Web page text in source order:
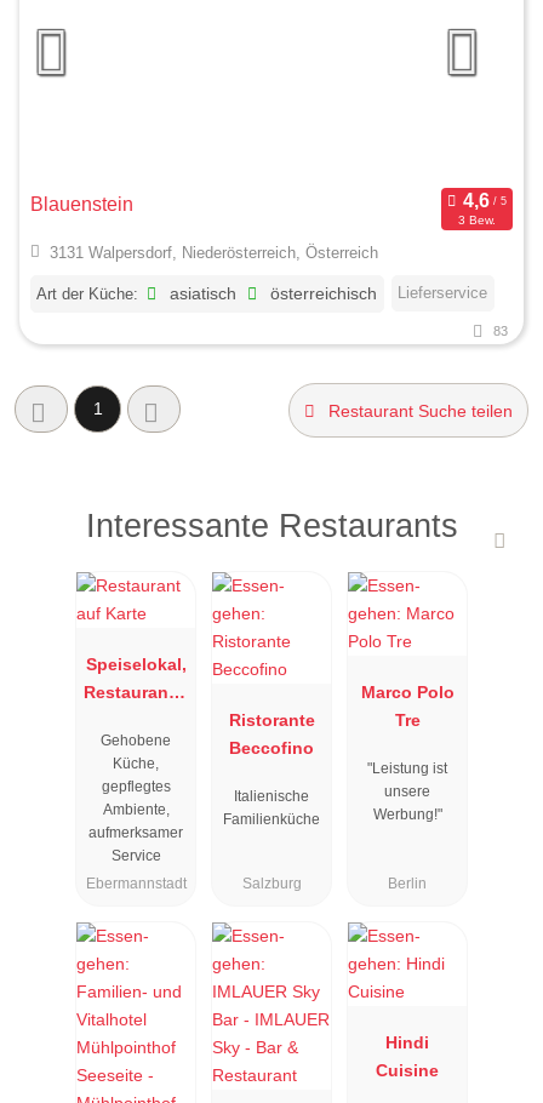
Blauenstein
3 Bew.
3131 Walpersdorf, Niederösterreich, Österreich
Art der Küche: asiatisch österreichisch Lieferservice
83
1 Restaurant Suche teilen
Interessante Restaurants
Speiselokal,
Restaurant "
"
Gehobene
Küche,
gepflegtes
Ambiente,
aufmerksamer
Service
Ebermannstadt
Ristorante
Beccofino
Italienische
Familienküche
Salzburg
Marco Polo
Tre
"Leistung ist
unsere
Werbung!"
Berlin
Hindi
Cuisine